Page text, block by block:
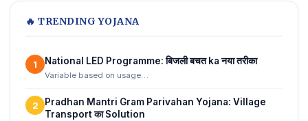
🔥 TRENDING YOJANA
1 National LED Programme: बिजली बचत ka नया तरीका
Variable based on usage…
2
Pradhan Mantri Gram Parivahan Yojana: Village
Transport का Solution